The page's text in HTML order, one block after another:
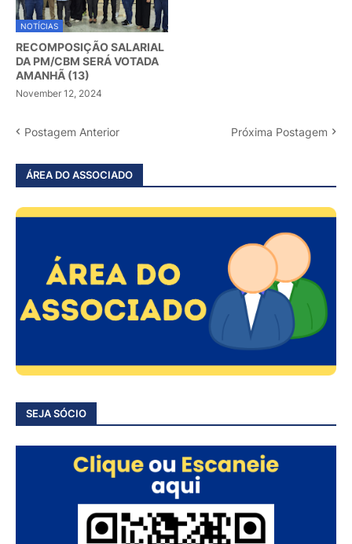
NOTÍCIAS
RECOMPOSIÇÃO SALARIAL
DA PM/CBM SERÁ VOTADA
AMANHÃ (13)
November 12, 2024
Postagem Anterior Próxima Postagem
ÁREA DO ASSOCIADO
SEJA SÓCIO